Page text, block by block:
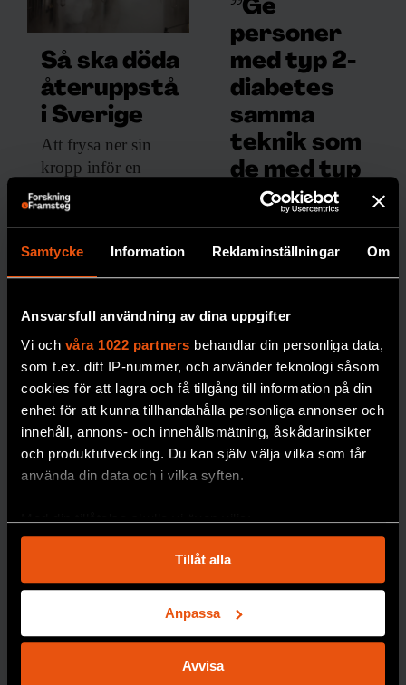
Samtycke Information Reklaminställningar Om
Ansvarsfull användning av dina uppgifter
Vi och våra 1022 partners behandlar din personliga data,
som t.ex. ditt IP-nummer, och använder teknologi såsom
cookies för att lagra och få tillgång till information på din
enhet för att kunna tillhandahålla personliga annonser och
innehåll, annons- och innehållsmätning, åskådarinsikter
och produktutveckling. Du kan själv välja vilka som får
använda din data och i vilka syften.
Med din tillåtelse skulle vi även vilja:
som kan ha en noggrannhet på upp till flera meter
Identifiera din enhet genom att aktivt skanna den
för specifika kännetecken (fingeravtryck)
Ta reda på mer om hur dina personliga uppgifter
Tillåt alla
Anpassa
Avvisa
Så ska döda
återuppstå
i Sverige
Att frysa ner sin
kropp inför en
eventuell
återuppståndelse
miljoner kronor. Nu
planeras ett lager för
i norra Sverige.
DÖDLIGHET
”Ge
personer
med typ 2-
diabetes
samma
teknik som
de med typ
Att de
inte
mätnin
g av
blodso
cker
blir
dyrare i
skriver
forskar
Johan
DIABETE